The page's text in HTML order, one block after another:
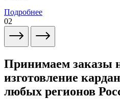
Подробнее
02
Принимаем заказы
изготовление
любых регионов